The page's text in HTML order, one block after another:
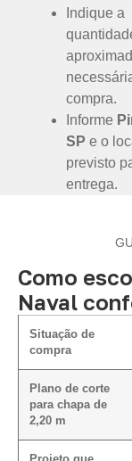
Indique a
compra.
Informe
SP e o
previsto
entrega.
Como
Naval
Situação de
compra
Plano de corte
para chapa de
2,20 m